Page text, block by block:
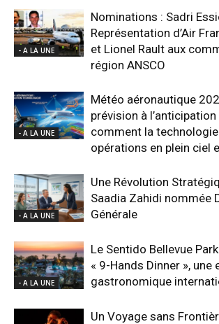
- A LA UNE
Nominations : Sadri
Représentation d’Air
et Lionel Rault aux
région ANSCO
- A LA UNE
Météo aéronautique
prévision à
comment la
opérations en plein ciel
- A LA UNE
Une Révolution
Saadia Zahidi nommée
Générale
- A LA UNE
Le Sentido Bellevue
« 9-Hands Dinner », une
gastronomique
Un Voyage sans